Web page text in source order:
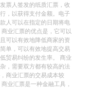
票人签发的纸质汇票，收
，以获得支付金额。电子
人可以在指定的日期将电
业汇票的优点是，它可以
可以有效地降低商家的资
单，可以有效地提高交易
贸易纠纷的发生率。 商业
，需要双方都有较高的法
商业汇票的交易成本较
业汇票是一种金融工具，